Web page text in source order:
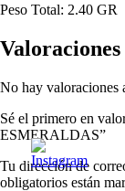
Peso Total: 2.40 GR
Valoraciones
No hay valoraciones
Sé el primero en
ESMERALDAS”
Tu dirección de
obligatorios están